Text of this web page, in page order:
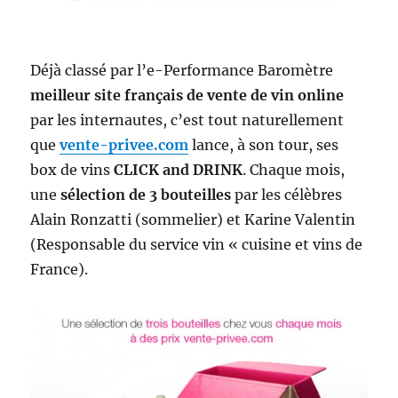
Déjà classé par l’e-Performance Baromètre
meilleur site français de vente de vin online
par les internautes, c’est tout naturellement
quevente-privee.com lance, à son tour, ses
box de vinsCLICK and DRINK. Chaque mois,
unesélection de 3 bouteilles par les célèbres
Alain Ronzatti (sommelier) et Karine Valentin
(Responsable du service vin « cuisine et vins de
France).